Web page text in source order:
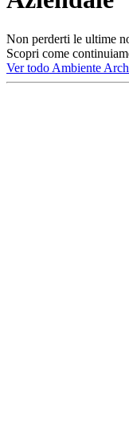
Non perderti le ultime
Scopri come
Ver todo Ambiente